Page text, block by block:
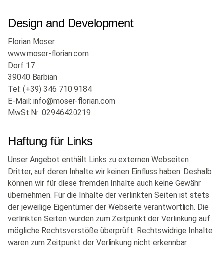
Design and Development
Florian Moser
www.moser-florian.com
Dorf 17
39040 Barbian
Tel: (+39) 346 710 9184
E-Mail: info@moser-florian.com
MwSt.Nr: 02946420219
Haftung für Links
Unser Angebot enthält Links zu externen Webseiten
Dritter, auf deren Inhalte wir keinen Einfluss haben. Deshalb
können wir für diese fremden Inhalte auch keine Gewähr
übernehmen. Für die Inhalte der verlinkten Seiten ist stets
der jeweilige Eigentümer der Webseite verantwortlich. Die
verlinkten Seiten wurden zum Zeitpunkt der Verlinkung auf
mögliche Rechtsverstöße überprüft. Rechtswidrige Inhalte
waren zum Zeitpunkt der Verlinkung nicht erkennbar.